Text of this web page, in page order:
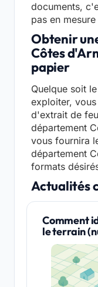
documents,
pas en
Obtenir
Côtes
papier
Quelque soit
exploiter,
d'extrait de
département
vous fournira
département
formats
Actualités
Comment
le terrain